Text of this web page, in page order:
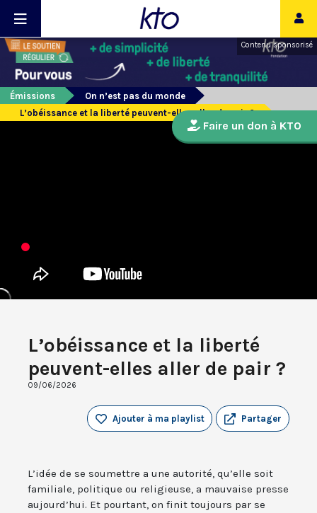
Contenu sponsorisé
Émissions
On n’est pas du monde
L’obéissance et la liberté peuvent-elles aller de pair ?
L’obéissance et la liberté
peuvent-elles aller de pair ?
09/06/2026
Partager
Ajouter à ma playlist
L’idée de se soumettre a une autorité, qu’elle soit
familiale, politique ou religieuse, a mauvaise presse
aujourd’hui. Et pourtant, on finit toujours par se
Faire un don à KTO